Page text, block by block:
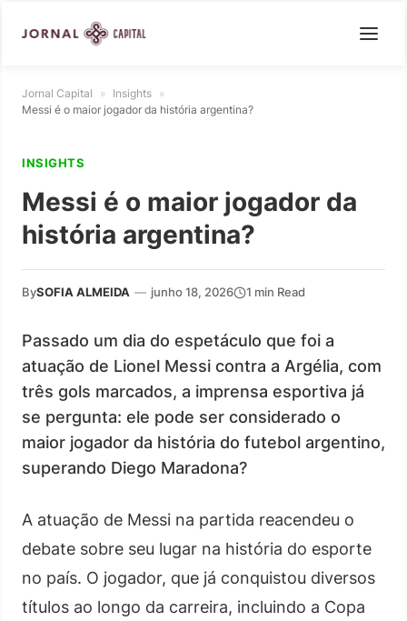
Jornal Capital » Insights »
Messi é o maior jogador da história argentina?
INSIGHTS
Messi é o maior jogador da
história argentina?
BySOFIA ALMEIDA — junho 18, 2026 1 min Read
Passado um dia do espetáculo que foi a
atuação de Lionel Messi contra a Argélia, com
três gols marcados, a imprensa esportiva já
se pergunta: ele pode ser considerado o
maior jogador da história do futebol argentino,
superando Diego Maradona?
A atuação de Messi na partida reacendeu o
debate sobre seu lugar na história do esporte
no país. O jogador, que já conquistou diversos
títulos ao longo da carreira, incluindo a Copa